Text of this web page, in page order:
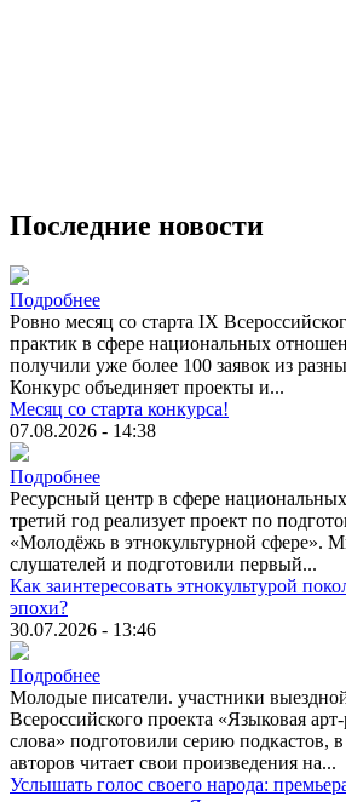
Последние новости
Подробнее
Ровно месяц со старта IX
практик в сфере национальных
получили уже более 100 заявок из
Конкурс объединяет проекты и...
Месяц со старта конкурса!
07.08.2026 - 14:38
Подробнее
Ресурсный центр в сфере
третий год реализует проект по
«Молодёжь в этнокультурной сфере».
слушателей и подготовили первый...
Как заинтересовать этнокультурой
эпохи?
30.07.2026 - 13:46
Подробнее
Молодые писатели. участники
Всероссийского проекта «Языковая
слова» подготовили серию подкастов,
авторов читает свои произведения на...
Услышать голос своего народа: